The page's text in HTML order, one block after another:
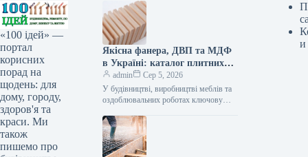
«100 ідей» —
портал
корисних
порад на
щодень: для
дому, городу,
здоров'я та
краси. Ми
також
пишемо про
Якісна фанера, ДВП та МДФ
в Україні: каталог плитних
матеріалів від «ВІН-ВУД»
admin
Сер 5, 2026
У будівництві, виробництві меблів та
оздоблювальних роботах ключову
сировини. Компанія «ВІН-ВУД» уже
тривалий час займається…
и